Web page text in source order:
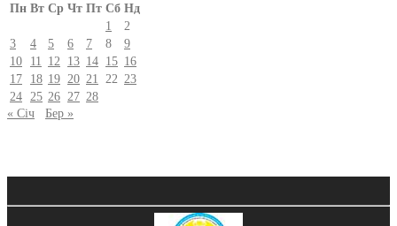
Пн Вт Ср Чт Пт Сб Нд
1
2
3
4 5 6 7 8
9
10
11 12 13 14 15 16
17
18 19 20 21 22 23
24 25 26 27 28
« Січ
Бер »